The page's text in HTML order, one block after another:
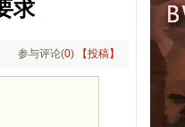
求
参与评论(0) 【投稿】